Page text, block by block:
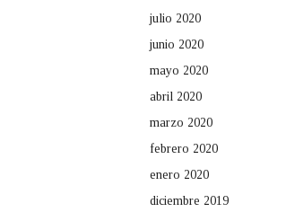
julio 2020
junio 2020
mayo 2020
abril 2020
marzo 2020
febrero 2020
enero 2020
diciembre 2019